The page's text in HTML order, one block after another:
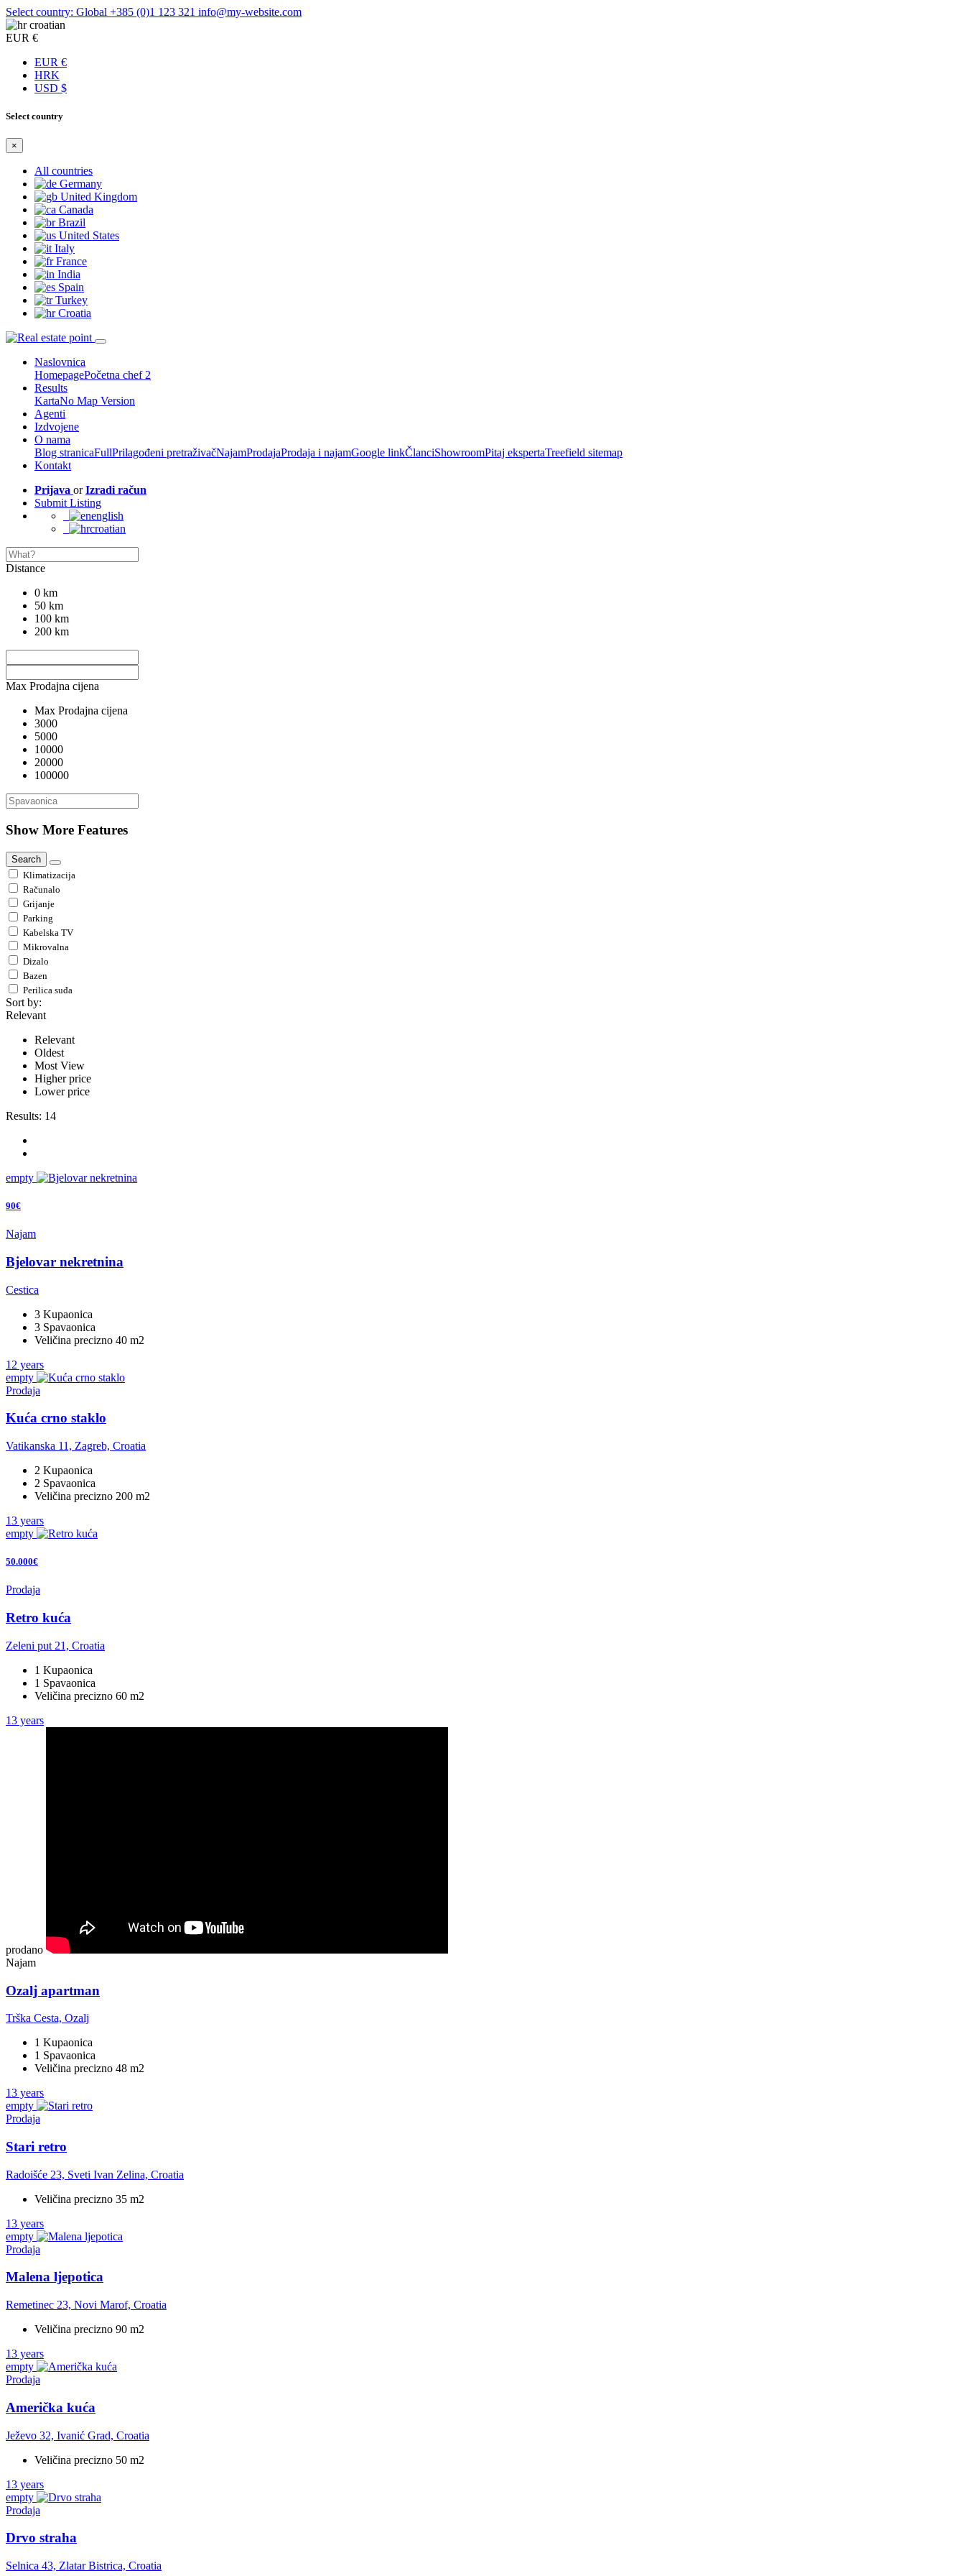
Select country: Global +385 (0)1 123 321 info@my-website.com
croatian
EUR €
EUR €
HRK
USD $
Select country
×
All countries
Germany
United Kingdom
Canada
Brazil
United States
Italy
France
India
Spain
Turkey
Croatia
Naslovnica
HomepagePočetna chef 2
Results
KartaNo Map Version
Agenti
Izdvojene
O nama
Blog stranicaFullPrilagođeni pretraživačNajamProdajaProdaja i najamGoogle linkČlanciShowroomPitaj ekspertaTreefield sitemap
Kontakt
Prijava orIzradi račun
Submit Listing
english
croatian
Distance
0 km
50 km
100 km
200 km
Max Prodajna cijena
Max Prodajna cijena
3000
5000
10000
20000
100000
Show More Features
Search
Klimatizacija
Računalo
Grijanje
Parking
Kabelska TV
Mikrovalna
Dizalo
Bazen
Perilica suđa
Sort by:
Relevant
Relevant
Oldest
Most View
Higher price
Lower price
Results: 14
empty
90€
Najam
Bjelovar nekretnina
Cestica
3 Kupaonica
3 Spavaonica
Veličina precizno 40 m2
12 years
empty
Prodaja
Kuća crno staklo
Vatikanska 11, Zagreb, Croatia
2 Kupaonica
2 Spavaonica
Veličina precizno 200 m2
13 years
empty
50.000€
Prodaja
Retro kuća
Zeleni put 21, Croatia
1 Kupaonica
1 Spavaonica
Veličina precizno 60 m2
13 years
prodano
Najam
Ozalj apartman
Trška Cesta, Ozalj
1 Kupaonica
1 Spavaonica
Veličina precizno 48 m2
13 years
empty
Prodaja
Stari retro
Radoišće 23, Sveti Ivan Zelina, Croatia
Veličina precizno 35 m2
13 years
empty
Prodaja
Malena ljepotica
Remetinec 23, Novi Marof, Croatia
Veličina precizno 90 m2
13 years
empty
Prodaja
Američka kuća
Ježevo 32, Ivanić Grad, Croatia
Veličina precizno 50 m2
13 years
empty
Prodaja
Drvo straha
Selnica 43, Zlatar Bistrica, Croatia